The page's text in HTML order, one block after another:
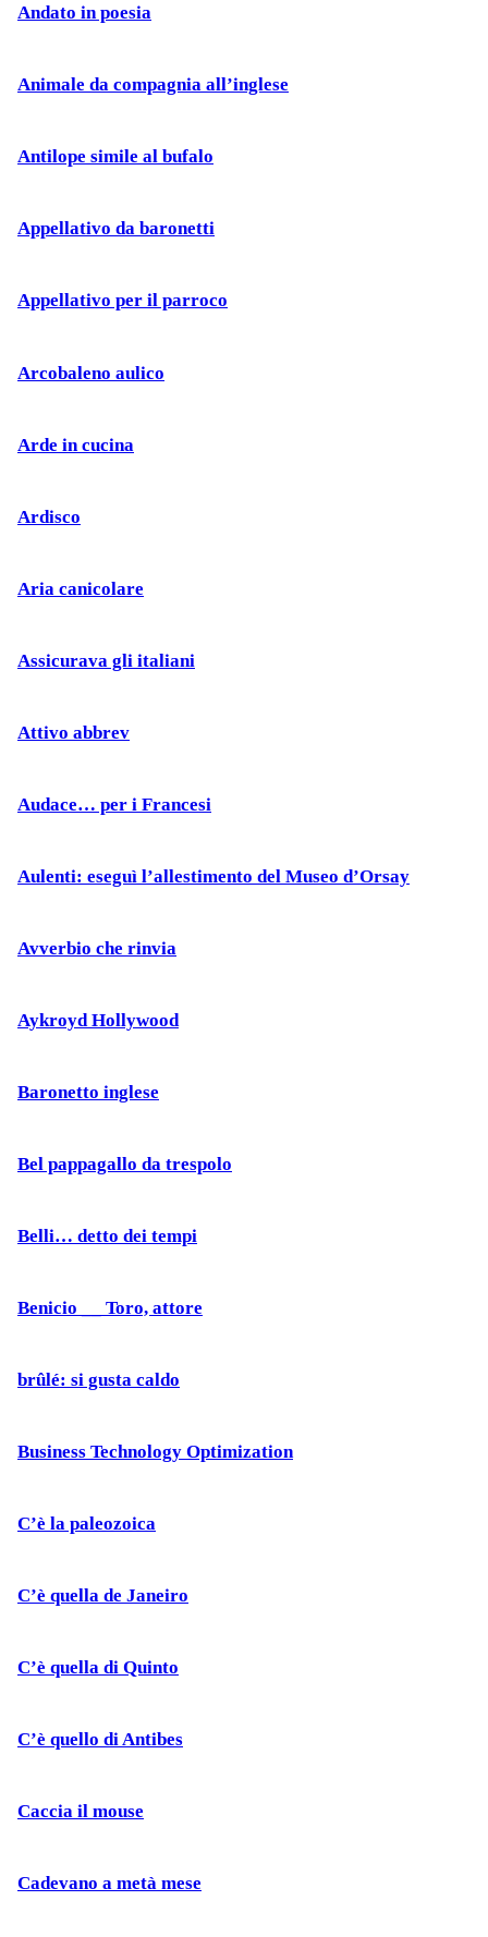
Andato in poesia
Animale da compagnia all’inglese
Antilope simile al bufalo
Appellativo da baronetti
Appellativo per il parroco
Arcobaleno aulico
Arde in cucina
Ardisco
Aria canicolare
Assicurava gli italiani
Attivo abbrev
Audace… per i Francesi
Aulenti: eseguì l’allestimento del Museo d’Orsay
Avverbio che rinvia
Aykroyd Hollywood
Baronetto inglese
Bel pappagallo da trespolo
Belli… detto dei tempi
Benicio __ Toro, attore
brûlé: si gusta caldo
Business Technology Optimization
C’è la paleozoica
C’è quella de Janeiro
C’è quella di Quinto
C’è quello di Antibes
Caccia il mouse
Cadevano a metà mese